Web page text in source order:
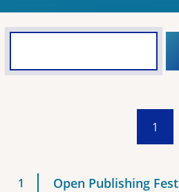
1
Open Publishing Fest